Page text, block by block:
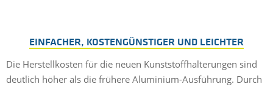
EINFACHER, KOSTENGÜNSTIGER UND LEICHTER
Die Herstellkosten für die neuen Kunststoffhalterungen sind
deutlich höher als die frühere Aluminium-Ausführung. Durch